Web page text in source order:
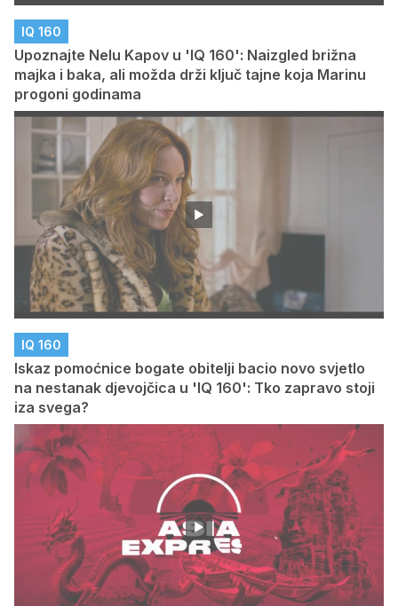
IQ 160
Upoznajte Nelu Kapov u 'IQ 160': Naizgled brižna
majka i baka, ali možda drži ključ tajne koja Marinu
progoni godinama
IQ 160
Iskaz pomoćnice bogate obitelji bacio novo svjetlo
na nestanak djevojčica u 'IQ 160': Tko zapravo stoji
iza svega?